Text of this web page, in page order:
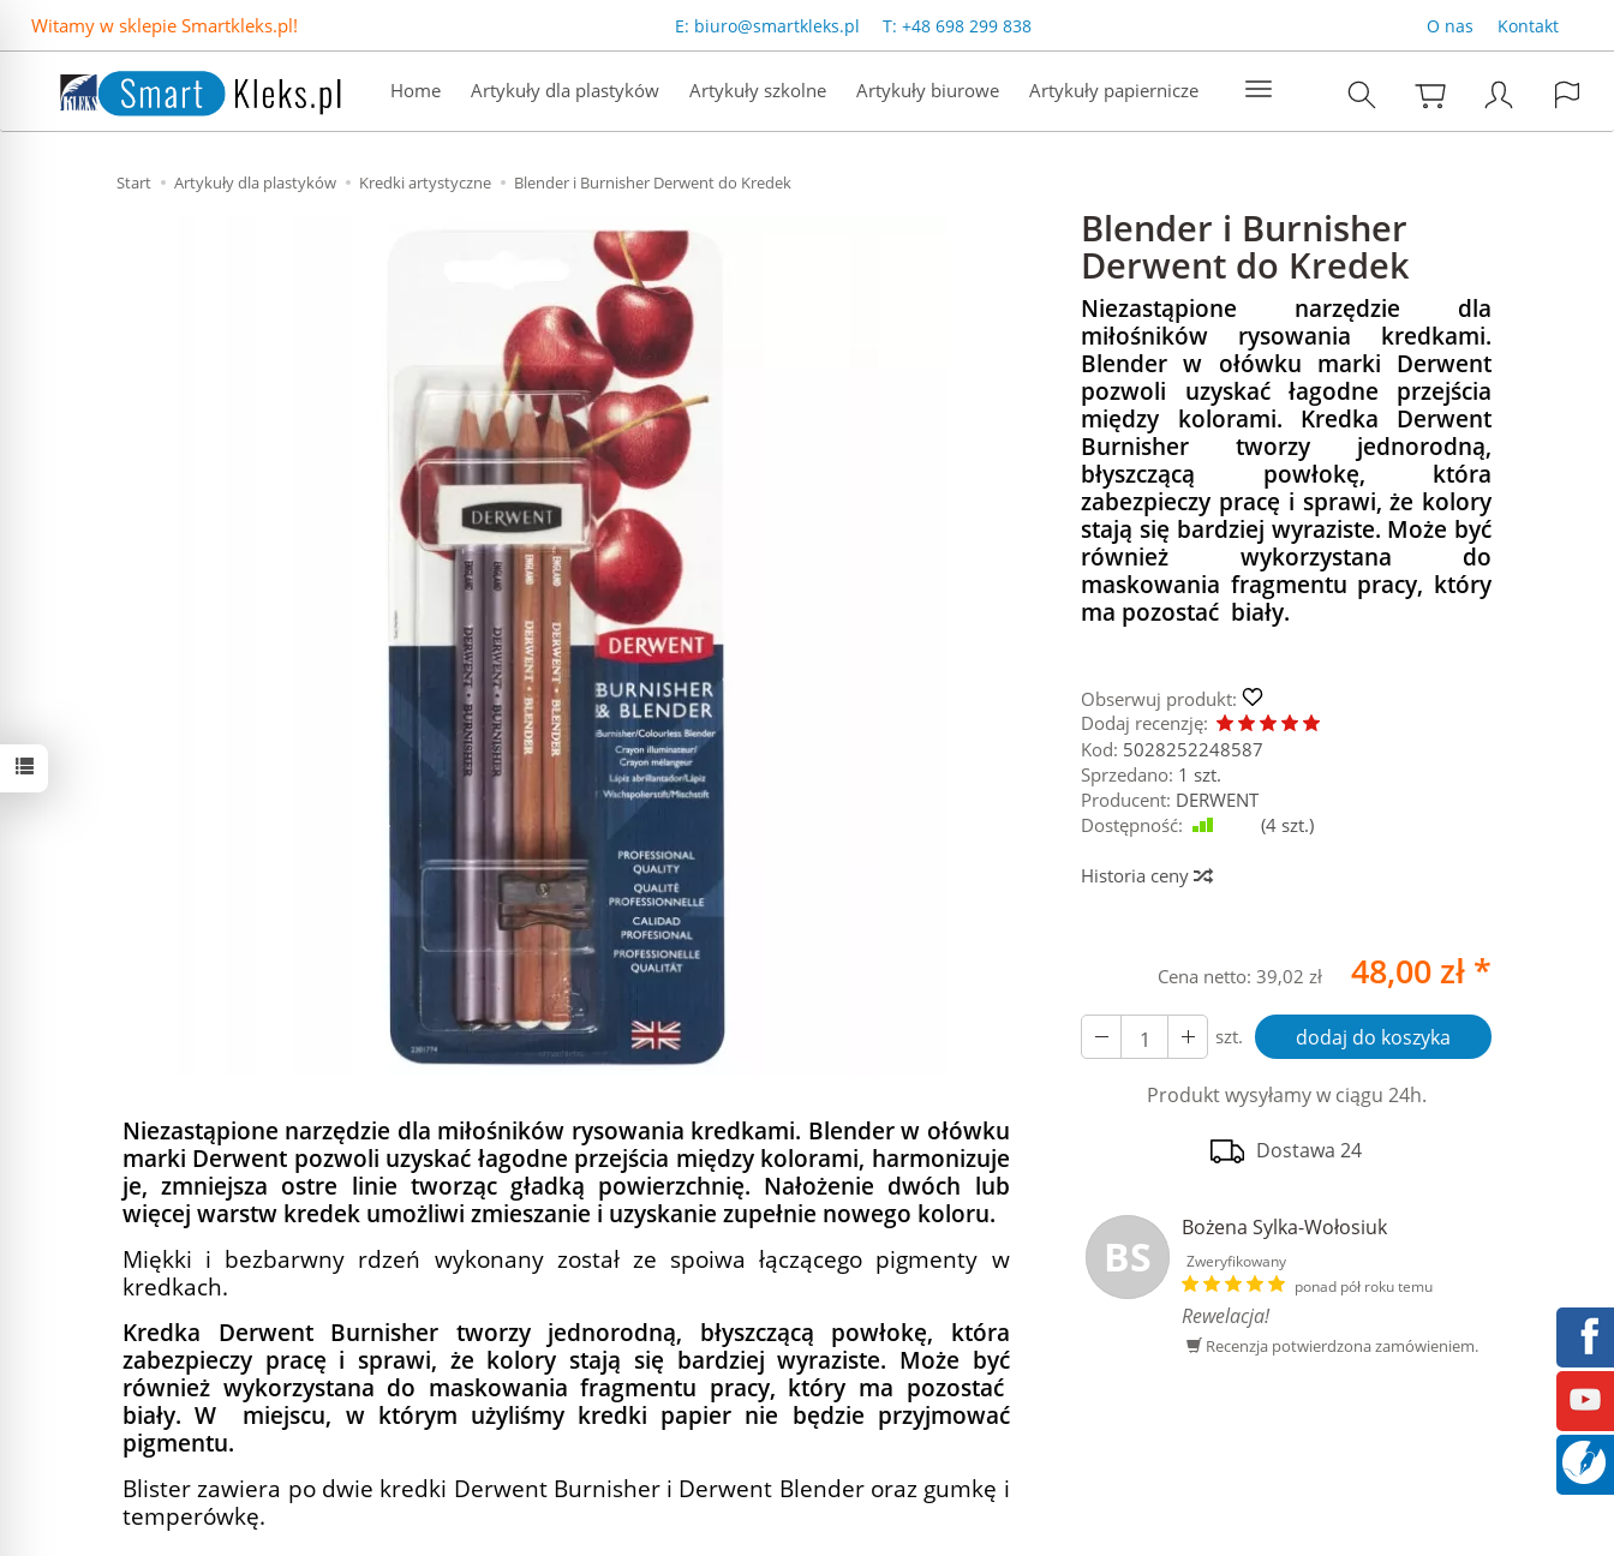
Witamy w sklepie Smartkleks.pl! E: biuro@smartkleks.pl T: +48 698 299 838 O nas Kontakt
Home Artykuły dla plastyków Artykuły szkolne Artykuły biurowe Artykuły papiernicze
Start Artykuły dla plastyków Kredki artystyczne Blender i Burnisher Derwent do Kredek
Blender i Burnisher
Derwent do Kredek
Niezastąpione narzędzie dla
miłośników rysowania kredkami.
Blender w ołówku marki Derwent
pozwoli uzyskać łagodne przejścia
między kolorami. Kredka Derwent
Burnisher tworzy jednorodną,
błyszczącą powłokę, która
zabezpieczy pracę i sprawi, że kolory
stają się bardziej wyraziste. Może być
również wykorzystana do
maskowania fragmentu pracy, który
ma pozostać biały.
Obserwuj produkt:
Dodaj recenzję:
Kod: 5028252248587
Sprzedano: 1 szt.
Producent: DERWENT
Dostępność:
(4 szt.)
Historia ceny
Cena netto: 39,02 zł 48,00 zł *
szt. dodaj do koszyka
Produkt wysyłamy w ciągu 24h.
Dostawa 24
BS
Bożena Sylka-Wołosiuk
Zweryfikowany
ponad pół roku temu
Rewelacja!
Recenzja potwierdzona zamówieniem.
Niezastąpione narzędzie dla miłośników rysowania kredkami. Blender w ołówku
marki Derwent pozwoli uzyskać łagodne przejścia między kolorami, harmonizuje
je, zmniejsza ostre linie tworząc gładką powierzchnię. Nałożenie dwóch lub
więcej warstw kredek umożliwi zmieszanie i uzyskanie zupełnie nowego koloru.
Miękki i bezbarwny rdzeń wykonany został ze spoiwa łączącego pigmenty w
kredkach.
Kredka Derwent Burnisher tworzy jednorodną, błyszczącą powłokę, która
zabezpieczy pracę i sprawi, że kolory stają się bardziej wyraziste. Może być
również wykorzystana do maskowania fragmentu pracy, który ma pozostać
biały. W miejscu, w którym użyliśmy kredki papier nie będzie przyjmować
pigmentu.
Blister zawiera po dwie kredki Derwent Burnisher i Derwent Blender oraz gumkę i
temperówkę.